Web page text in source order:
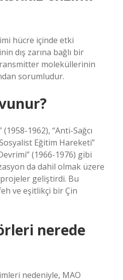
hücre içinde etki
dış zarına bağlı bir
moleküllerinin
sorumludur.
(1958-1962), “Anti-Sağcı
Eğitim Hareketi”
(1966-1976) gibi
da dahil olmak üzere
geliştirdi. Bu
ve eşitlikçi bir Çin
nerede
nedeniyle, MAO